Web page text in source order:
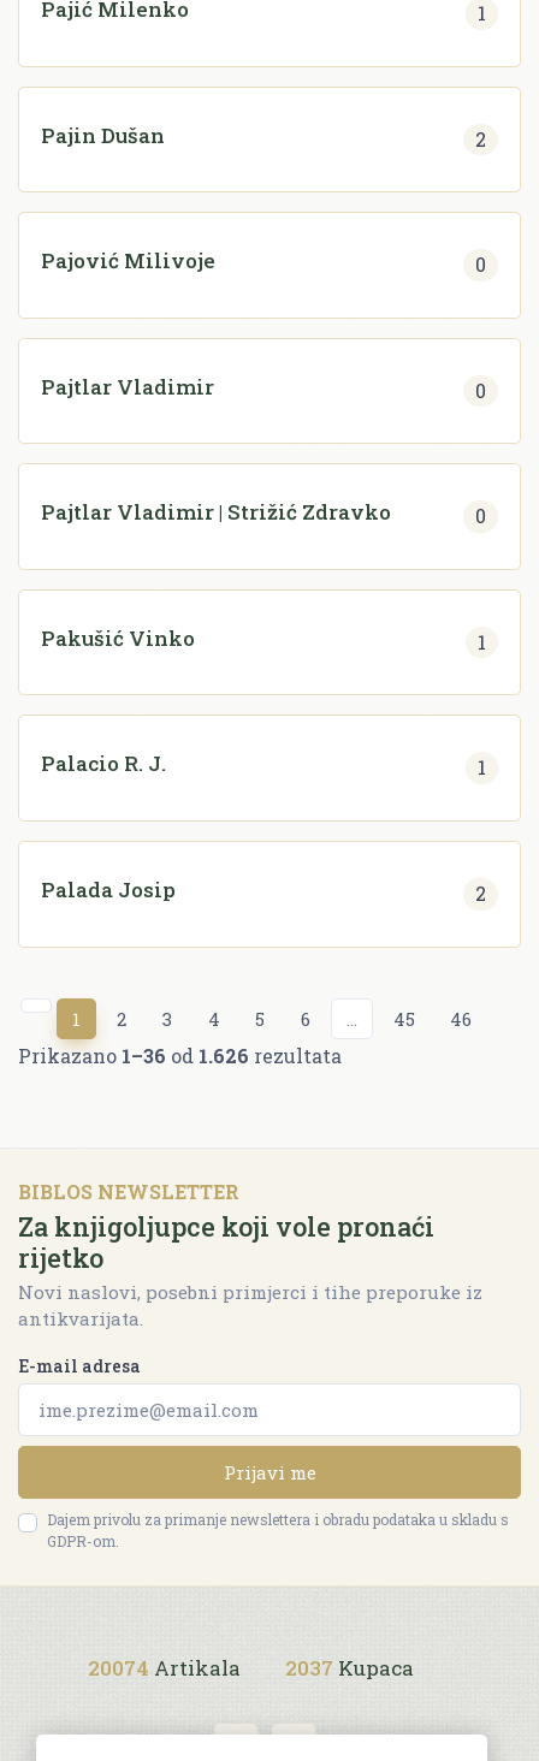
Pajić Milenko 1
Pajin Dušan 2
Pajović Milivoje 0
Pajtlar Vladimir 0
Pajtlar Vladimir | Strižić Zdravko 0
Pakušić Vinko 1
Palacio R. J. 1
Palada Josip 2
1 2 3 4 5 6 45 46
Prikazano 1–36 od 1.626 rezultata
BIBLOS NEWSLETTER
Za knjigoljupce koji vole pronaći
rijetko
Novi naslovi, posebni primjerci i tihe preporuke iz
antikvarijata.
E-mail adresa
Prijavi me
Dajem privolu za primanje newslettera i obradu podataka u skladu s
GDPR-om.
20074 Artikala 2037 Kupaca